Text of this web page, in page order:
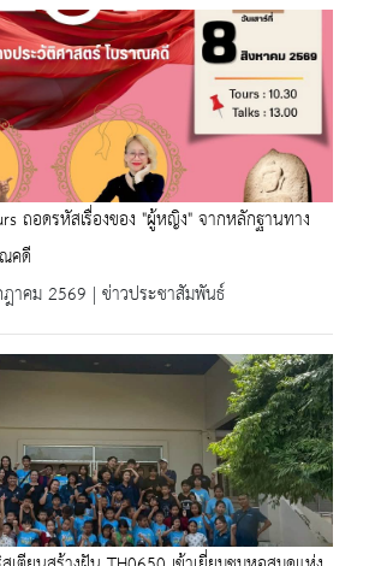
ถอดรหัสเรื่องของ "ผู้หญิง" จากหลักฐานทาง
คดี
าคม 2569 | ข่าวประชาสัมพันธ์